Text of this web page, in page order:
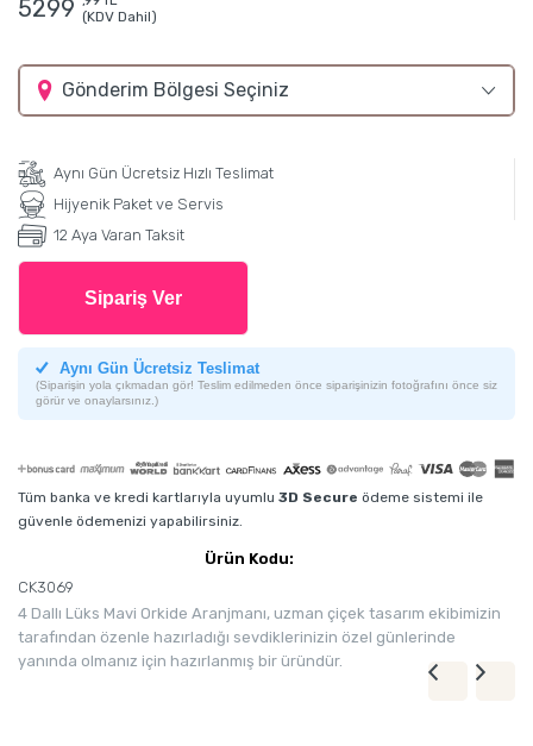
5299 (KDV Dahil)
Gönderim Bölgesi Seçiniz
Aynı Gün Ücretsiz Hızlı Teslimat
Hijyenik Paket ve Servis
12 Aya Varan Taksit
Sipariş Ver
Aynı Gün Ücretsiz Teslimat
(Siparişin yola çıkmadan gör! Teslim edilmeden önce siparişinizin fotoğrafını önce siz
görür ve onaylarsınız.)
Tüm banka ve kredi kartlarıyla uyumlu 3D Secure ödeme sistemi ile
güvenle ödemenizi yapabilirsiniz.
Ürün Kodu:
CK3069
4 Dallı Lüks Mavi Orkide Aranjmanı, uzman çiçek tasarım ekibimizin
tarafından özenle hazırladığı sevdiklerinizin özel günlerinde
yanında olmanız için hazırlanmış bir üründür.